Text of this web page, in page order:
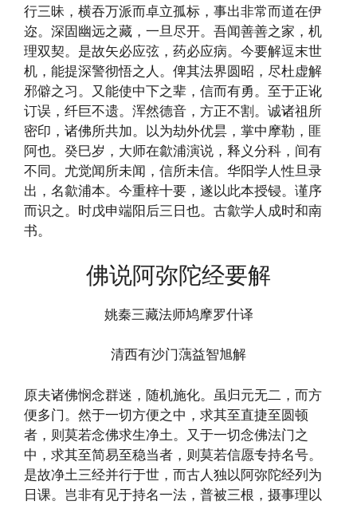
行三昧，横吞万派而卓立孤标，事出非常而道在伊
迩。深固幽远之藏，一旦尽开。吾闻善善之家，机
理双契。是故矢必应弦，药必应病。今要解逗末世
机，能提深警彻悟之人。俾其法界圆昭，尽杜虚解
邪僻之习。又能使中下之辈，信而有勇。至于正讹
订误，纤巨不遗。浑然德音，方正不割。诚诸祖所
密印，诸佛所共加。以为劫外优昙，掌中摩勒，匪
阿也。癸巳岁，大师在歙浦演说，释义分科，间有
不同。尤觉闻所未闻，信所未信。华阳学人性旦录
出，名歙浦本。今重梓十要，遂以此本授锓。谨序
而识之。时戊申端阳后三日也。古歙学人成时和南
书。
佛说阿弥陀经要解
姚秦三藏法师鸠摩罗什译
清西有沙门蕅益智旭解
原夫诸佛悯念群迷，随机施化。虽归元无二，而方
便多门。然于一切方便之中，求其至直捷至圆顿
者，则莫若念佛求生净土。又于一切念佛法门之
中，求其至简易至稳当者，则莫若信愿专持名号。
是故净土三经并行于世，而古人独以阿弥陀经列为
日课。岂非有见于持名一法，普被三根，摄事理以